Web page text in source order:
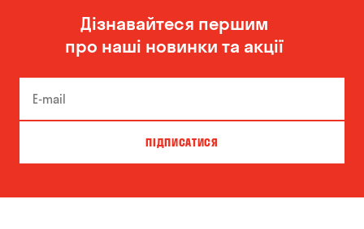
Дізнавайтеся першим
про наші новинки та акції
ПІДПИСАТИСЯ